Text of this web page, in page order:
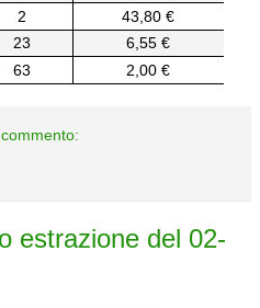
2
43,80 €
23
6,55 €
63 2,00 €
estrazione del 02-